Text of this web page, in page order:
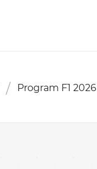
Program F1 2026